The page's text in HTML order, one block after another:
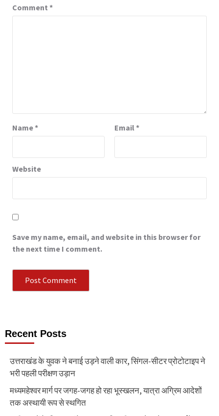
Comment *
Name* Email *
Website
Save my name, email, and website in this browser for
the next time I comment.
Recent Posts
उत्तराखंड के युवक ने बनाई उड़ने वाली कार, सिंगल-सीटर प्रोटोटाइप ने
भरी पहली परीक्षण उड़ान
मध्यमहेश्वर मार्ग पर जगह-जगह हो रहा भूस्खलन, यात्रा अग्रिम आदेशों
तक अस्थायी रूप से स्थगित